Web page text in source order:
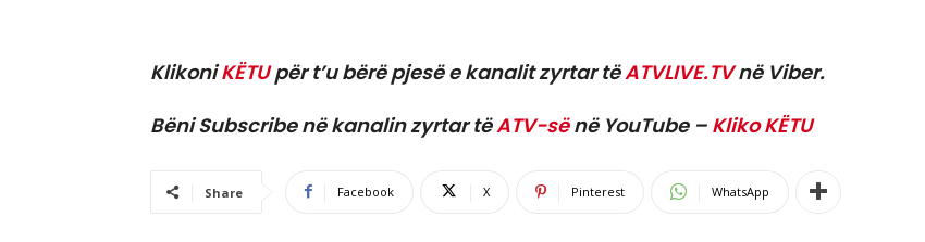
KlikoniKËTUpër t’u bërë pjesë e kanalit zyrtar tëATVLIVE.TVnë Viber.
Bëni Subscribe në kanalin zyrtar tëATV-sënë YouTube – Kliko KËTU
Share Facebook X Pinterest WhatsApp